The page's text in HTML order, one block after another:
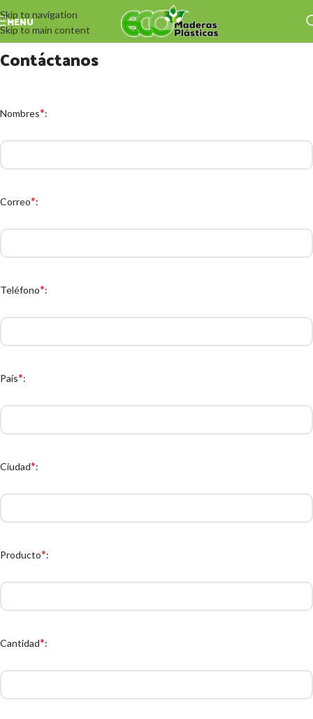
Skip to navigation
Skip to main content
MENU
Contáctanos
Nombres*:
Correo*:
Teléfono*:
País*:
Ciudad*:
Producto*:
Cantidad*: